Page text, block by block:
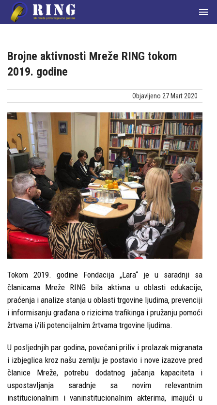

О
nama
Članice
mreže
Aktuelnosti
Zakoni
i
politike
Publikacije
Prevencija
Kontakti
Brojne aktivnosti Mreže RING tokom
2019. godine
Objavljeno 27 Mart 2020
Tokom 2019. godine Fondacija „Lara“ je u saradnji sa
članicama Mreže RING bila aktivna u oblasti edukacije,
praćenja i analize stanja u oblasti trgovine ljudima, prevenciji
i informisanju građana o rizicima trafikinga i pružanju pomoći
žrtvama i/ili potencijalnim žrtvama trgovine ljudima.
U posljednjih par godina, povećani priliv i prolazak migranata
i izbjeglica kroz našu zemlju je postavio i nove izazove pred
članice Mreže, potrebu dodatnog jačanja kapaciteta i
uspostavljanja saradnje sa novim relevantnim
institucionalnim i vaninstitucionalnim akterima, imajući u